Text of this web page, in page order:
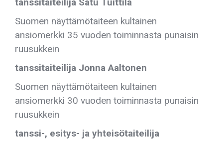
Suomen näyttämötaiteen kultainen
ansiomerkki 35 vuoden toiminnasta punaisin
ruusukkein
tanssitaiteilija Jonna Aaltonen
Suomen näyttämötaiteen kultainen
ansiomerkki 30 vuoden toiminnasta punaisin
ruusukkein
tanssi-, esitys- ja yhteisötaiteilija